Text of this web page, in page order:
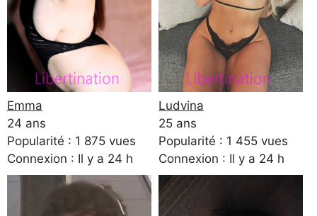
Emma
24 ans
Popularité : 1 875 vues
Connexion : Il y a 24 h
Ludvina
25 ans
Popularité : 1 455 vues
Connexion : Il y a 24 h